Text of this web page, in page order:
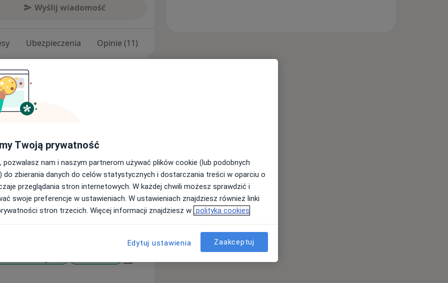
Wyślij wiadomość
Ubezpieczenia Opinie (11)
w Lublinie. W pracy zależy mi na
przypadku podchodzę
problemy zdrowotne. Satysfakcję z
pacjentów, a także zmiana ich
do stomatologów. Na co dzień
leczeniem dzieci.
+1
Twoją prywatność
pozwalasz nam i naszym partnerom używać plików cookie (lub podobnych
do zbierania danych do celów statystycznych i dostarczania treści w oparciu o
przeglądania stron internetowych. W każdej chwili możesz sprawdzić i
swoje preferencje w ustawieniach. W ustawieniach znajdziesz również linki
stron trzecich. Więcej informacji znajdziesz w polityka cookies
Edytuj ustawienia Zaakceptuj